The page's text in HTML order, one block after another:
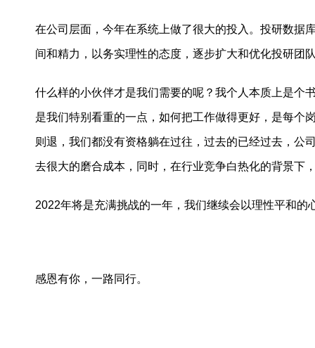
在公司层面，今年在系统上做了很大的投入。投研数据
间和精力，以务实理性的态度，逐步扩大和优化投研团
什么样的小伙伴才是我们需要的呢？我个人本质上是个
是我们特别看重的一点，如何把工作做得更好，是每个
则退，我们都没有资格躺在过往，过去的已经过去，公
去很大的磨合成本，同时，在行业竞争白热化的背景下
2022年将是充满挑战的一年，我们继续会以理性平和的
感恩有你，一路同行。